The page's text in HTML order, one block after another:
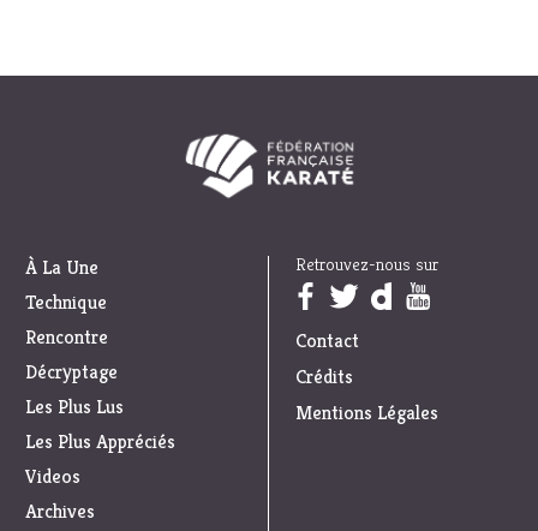
À La Une
Technique
Rencontre
Décryptage
Les Plus Lus
Les Plus Appréciés
Videos
Archives
Retrouvez-nous sur
Trouvez nous sur :
Contact
Crédits
Mentions Légales